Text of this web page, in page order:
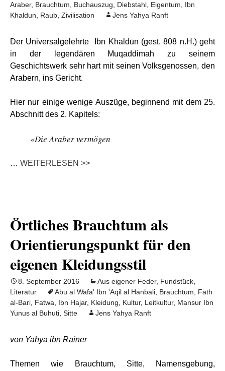
Araber, Brauchtum Buchauszug Diebstahl Eigentum
Ibn
Khaldun
Raub Zivilisation Jens Yahya Ranft
Der Universalgelehrte Ibn Khaldūn (gest. 808 n.H.) geht
in der legendären Muqaddimah zu seinem
Geschichtswerk sehr hart mit seinen Volksgenossen, den
Arabern, ins Gericht.
Hier nur einige wenige Auszüge, beginnend mit dem 25.
Abschnitt des 2. Kapitels:
«Die Araber vermögen
… WEITERLESEN >>
Örtliches Brauchtum als
Orientierungspunkt für den
eigenen Kleidungsstil
8. September 2016 Aus eigener Feder, Fundstück
Literatur
Abu al Wafa' Ibn 'Aqil al Hanbali Brauchtum
Fath
al-Bari Fatwa Ibn Hajar, Kleidung Kultur, Leitkultur, Mansur Ibn
Yunus al Buhuti Sitte Jens Yahya Ranft
von Yahya ibn Rainer
Themen wie Brauchtum, Sitte, Namensgebung,